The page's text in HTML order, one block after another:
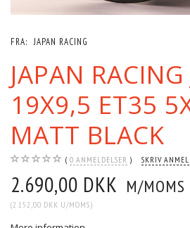
FRA: JAPAN RACING
JAPAN RACING
19X9,5 ET35
MATT BLACK
0 ANMELDELSER SKRIV
2.690,00 DKK M/MOMS
(2.152,00 DKK U/MOMS)